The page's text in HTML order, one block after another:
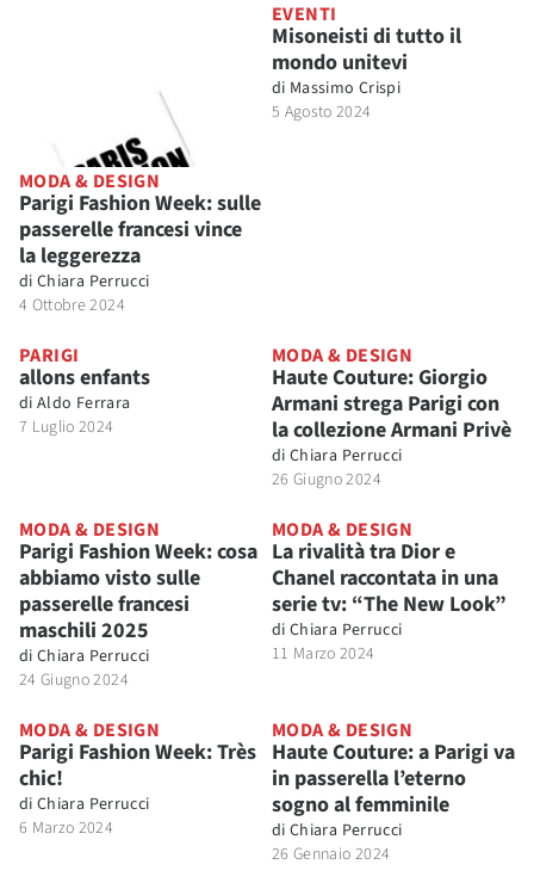
MODA & DESIGN
Parigi Fashion Week: sulle
passerelle francesi vince
la leggerezza
di Chiara Perrucci
4 Ottobre 2024
EVENTI
Misoneisti di tutto il
mondo unitevi
di Massimo Crispi
5 Agosto 2024
PARIGI
allons enfants
di Aldo Ferrara
7 Luglio 2024
MODA & DESIGN
Haute Couture: Giorgio
Armani strega Parigi con
la collezione Armani Privè
di Chiara Perrucci
26 Giugno 2024
MODA & DESIGN
Parigi Fashion Week: cosa
abbiamo visto sulle
passerelle francesi
maschili 2025
di Chiara Perrucci
24 Giugno 2024
MODA & DESIGN
La rivalità tra Dior e
Chanel raccontata in una
serie tv: “The New Look”
di Chiara Perrucci
11 Marzo 2024
MODA & DESIGN
Parigi Fashion Week: Très
chic!
di Chiara Perrucci
6 Marzo 2024
MODA & DESIGN
Haute Couture: a Parigi va
in passerella l’eterno
sogno al femminile
di Chiara Perrucci
26 Gennaio 2024